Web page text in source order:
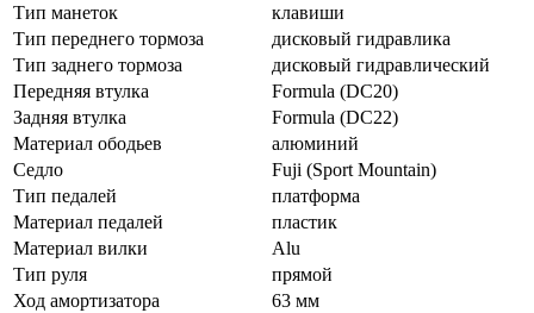
Тип манеток
клавиши
Тип переднего тормоза
дисковый гидравлика
Тип заднего тормоза
дисковый гидравлический
Передняя втулка
Formula (DC20)
Задняя втулка
Formula (DC22)
Материал ободьев
алюминий
Седло
Fuji (Sport Mountain)
Тип педалей
платформа
Материал педалей
пластик
Материал вилки
Alu
Тип руля
прямой
Ход амортизатора
63 мм